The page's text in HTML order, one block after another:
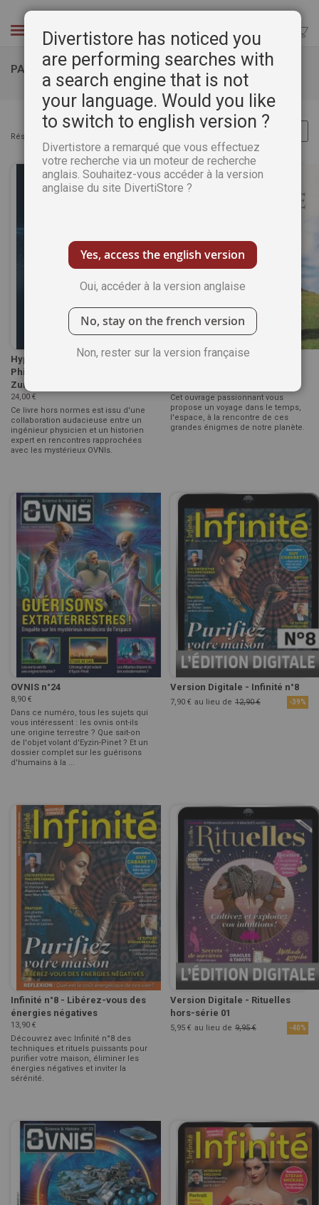
Chercher
PARANORMAL
Résultats :
Hyperphysique des Ovnis -
Philippe Guillemant, Eric
Zurcher
24,00 €
Ce livre hors normes est issu d'une
collaboration audacieuse entre un
ingénieur physicien et un historien
expert en rencontres rapprochées
avec les mystérieux OVNIs.
Chroniques du mystère -
Cet ouvrage passionnant vous
propose un voyage dans le temps,
l'espace, à la rencontre de ces
grandes énigmes de notre planète.
OVNIS n°24
8,90 €
Dans ce numéro, tous les sujets qui
vous intéressent : les ovnis ont-ils
une origine terrestre ? Que sait-on
de l'objet volant d'Eyzin-Pinet ? Et un
dossier complet sur les guérisons
d'humains à la ...
Version Digitale - Infinité n°8
7,90 € au lieu de 12,90 € -39%
Infinité n°8 - Libérez-vous des
énergies négatives
13,90 €
Découvrez avec Infinité n°8 des
techniques et rituels puissants pour
purifier votre maison, éliminer les
énergies négatives et inviter la
sérénité.
Version Digitale - Rituelles
hors-série 01
5,95 € au lieu de 9,95 € -40%
Divertistore has noticed you
are performing searches with
a search engine that is not
your language. Would you like
to switch to english version ?
Divertistore a remarqué que vous effectuez
votre recherche via un moteur de recherche
anglais. Souhaitez-vous accéder à la version
anglaise du site DivertiStore ?
Yes, access the english version
Oui, accéder à la version anglaise
No, stay on the french version
Non, rester sur la version française